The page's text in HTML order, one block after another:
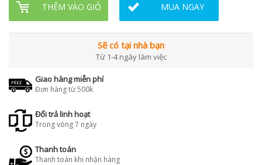
THÊM VÀO GIỎ MUA NGAY
Sẽ có tại nhà bạn
Từ 1-4 ngày làm việc
Giao hàng miễn phí
Đơn hàng từ 500k
Đổi trả linh hoạt
Trong vòng 7 ngày
Thanh toán
Thanh toán khi nhận hàng